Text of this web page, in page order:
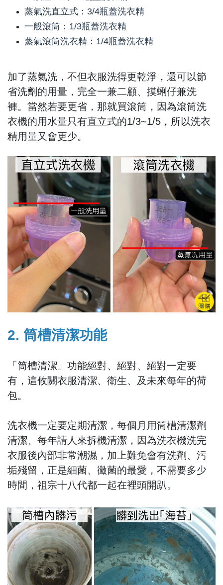
蒸氣洗直立式：3/4瓶蓋洗衣精
一般滾筒：1/3瓶蓋洗衣精
蒸氣滾筒洗衣精：1/4瓶蓋洗衣精
加了蒸氣洗，不但衣服洗得更乾淨，還可以節
省洗劑的用量，完全一兼二顧、摸蜊仔兼洗
褲。當然若要更省，那就買滾筒，因為滾筒洗
衣機的用水量只有直立式的1/3~1/5，所以洗衣
精用量又會更少。
2. 筒槽清潔功能
「筒槽清潔」功能絕對、絕對、絕對一定要
有，這攸關衣服清潔、衛生、及未來每年的荷
包。
洗衣機一定要定期清潔，每個月用筒槽清潔劑
清潔、每年請人來拆機清潔，因為洗衣機洗完
衣服後內部非常潮濕，加上難免會有洗劑、污
垢殘留，正是細菌、黴菌的最愛，不需要多少
時間，祖宗十八代都一起在裡頭開趴。